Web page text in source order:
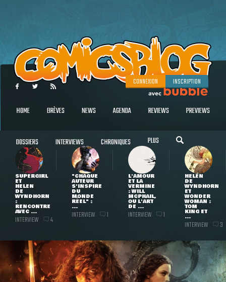
CONNEXION INSCRIPTION
HOME BRÈVES NEWS AGENDA REVIEWS PREVIEWS
DOSSIERS INTERVIEWS CHRONIQUES PLUS
SUPERGIRL
ET
HELEN
DE
WYNDHORN
:
RENCONTRE
AVEC ...
INTERVIEW 4
"CHAQUE
AUTEUR
S'INSPIRE
DU
MONDE
RÉEL" :
...
INTERVIEW 1
L'AMOUR
ET LA
VERMINE
: WILL
MCPHAIL,
OU L'ART
DE ...
INTERVIEW 1
HELEN
DE
WYNDHORN
ET
WONDER
WOMAN :
TOM
KING ET
...
INTERVIEW 3